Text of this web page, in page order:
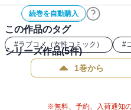
描き下ろしマンガ付き】
続巻を自動購入
この作品のタグ
#ラブコメ（女性コミック） #
シリーズ作品(5件)
1巻から
※無料、予約、入荷通知